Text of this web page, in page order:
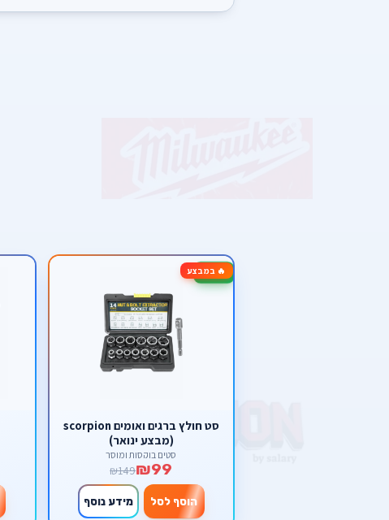
🔥 במבצע-34%
סט חולץ ברגים ואומים scorpion
(מבצע ינואר)
סטים בוקסות ומוסך
₪99
₪149
הוסף לסל מידע נוסף